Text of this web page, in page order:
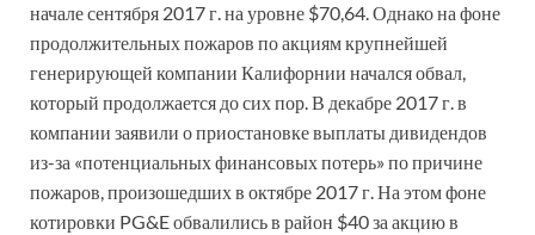
начале сентября 2017 г. на уровне $70,64. Однако на фоне
продолжительных пожаров по акциям крупнейшей
генерирующей компании Калифорнии начался обвал,
который продолжается до сих пор. В декабре 2017 г. в
компании заявили о приостановке выплаты дивидендов
из-за «потенциальных финансовых потерь» по причине
пожаров, произошедших в октябре 2017 г. На этом фоне
котировки PG&E обвалились в район $40 за акцию в